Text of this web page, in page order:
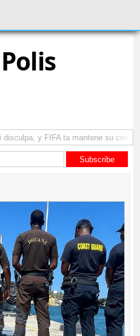
Polis
y FIFA ta mantene su como
Subscribe